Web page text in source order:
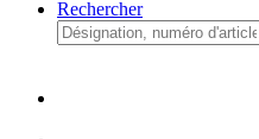
Menu
Rechercher